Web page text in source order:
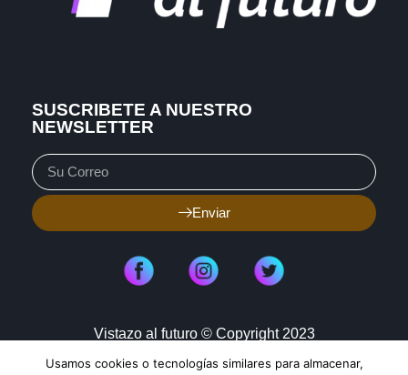
SUSCRIBETE A NUESTRO
NEWSLETTER
Enviar
Vistazo al futuro © Copyright 2023
Usamos cookies o tecnologías similares para almacenar,